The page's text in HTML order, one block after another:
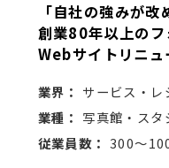
「自社の強みが改
創業80年以上の
Webサイトリニュ
業界： サービス・レ
業種： 写真館・スタ
従業員数： 300～